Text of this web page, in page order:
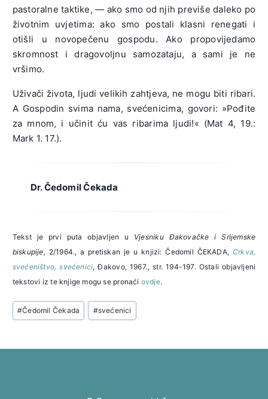
pastoralne taktike, — ako smo od njih previše daleko po
životnim uvjetima: ako smo postali klasni renegati i
otišli u novopečenu gospodu. Ako propovijedamo
skromnost i dragovoljnu samozataju, a sami je ne
vršimo.
Uživači života, ljudi velikih zahtjeva, ne mogu biti ribari.
A Gospodin svima nama, svećenicima, govori: »Pođite
za mnom, i učinit ću vas ribarima ljudi!« (Mat 4, 19.:
Mark 1. 17.).
Dr. Čedomil Čekada
Tekst je prvi puta objavljen u Vjesniku Đakovačke i Srijemske
biskupije, 2/1964., a pretiskan je u knjizi: Čedomil ČEKADA, Crkva,
svećeništvo, svećenici, Đakovo, 1967., str. 194-197. Ostali objavljeni
tekstovi iz te knjige mogu se pronaći ovdje.
Post
Tags:
#Čedomil Čekada #svećenici